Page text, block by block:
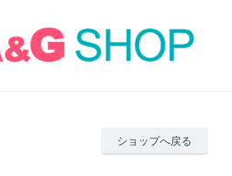
ショップへ戻る